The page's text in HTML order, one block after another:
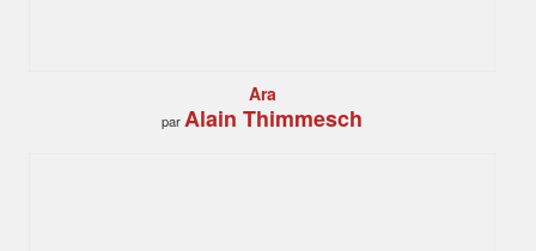
Ara
parAlain Thimmesch